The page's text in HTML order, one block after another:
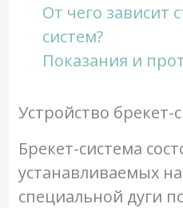
От чего зависит
систем?
Показания и
Устройство брекет-
Брекет-система
устанавливаемых
специальной дуги